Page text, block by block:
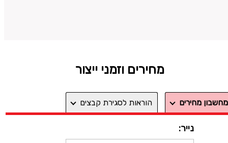
מחירים וזמני ייצור
מחשבון מחירים הוראות לסגירת קבצים
נייר: